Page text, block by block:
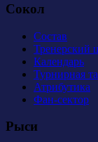
Сокол
Состав
Тренерский
Календарь
Турнирная
Атрибутика
Фан-сектор
Рыси